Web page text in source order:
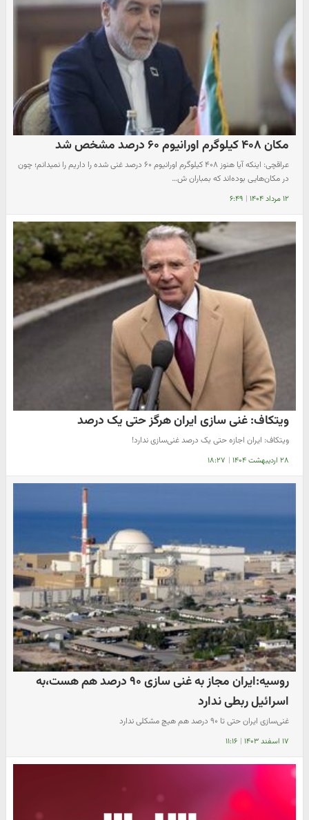
مکان ۴۰۸ کیلوگرم اورانیوم ۶۰ درصد مشخص شد
عراقچی: اینکه آیا هنوز ۴۰۸ کیلوگرم اورانیوم ۶۰ درصد غنی شده را داریم را نمیدانم؛ چون
در مکان‌هایی بوده‌اند که بمباران ش…
۱۲ مرداد ۱۴۰۴ | ۶:۴۹
ویتکاف: غنی سازی ایران هرگز حتی یک درصد
ویتکاف: ایران اجازه حتی یک درصد غنی‌سازی ندارد!
۲۸ اردیبهشت ۱۴۰۴ | ۱۸:۲۷
روسیه:ایران مجاز به غنی سازی ۹۰ درصد هم هست،به
اسرائیل ربطی ندارد
غنی‌سازی ایران حتی تا ۹۰ درصد هم هیچ مشکلی ندارد
۱۷ اسفند ۱۴۰۳ | ۱۱:۱۶